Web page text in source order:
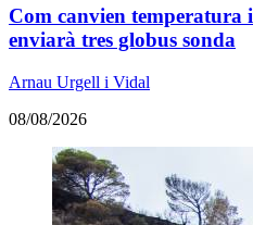
Com canvien temperatura
enviarà tres globus sonda
Arnau Urgell i Vidal
08/08/2026